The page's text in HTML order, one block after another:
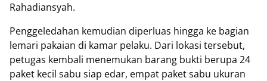
Rahadiansyah.
Penggeledahan kemudian diperluas hingga ke bagian
lemari pakaian di kamar pelaku. Dari lokasi tersebut,
petugas kembali menemukan barang bukti berupa 24
paket kecil sabu siap edar, empat paket sabu ukuran